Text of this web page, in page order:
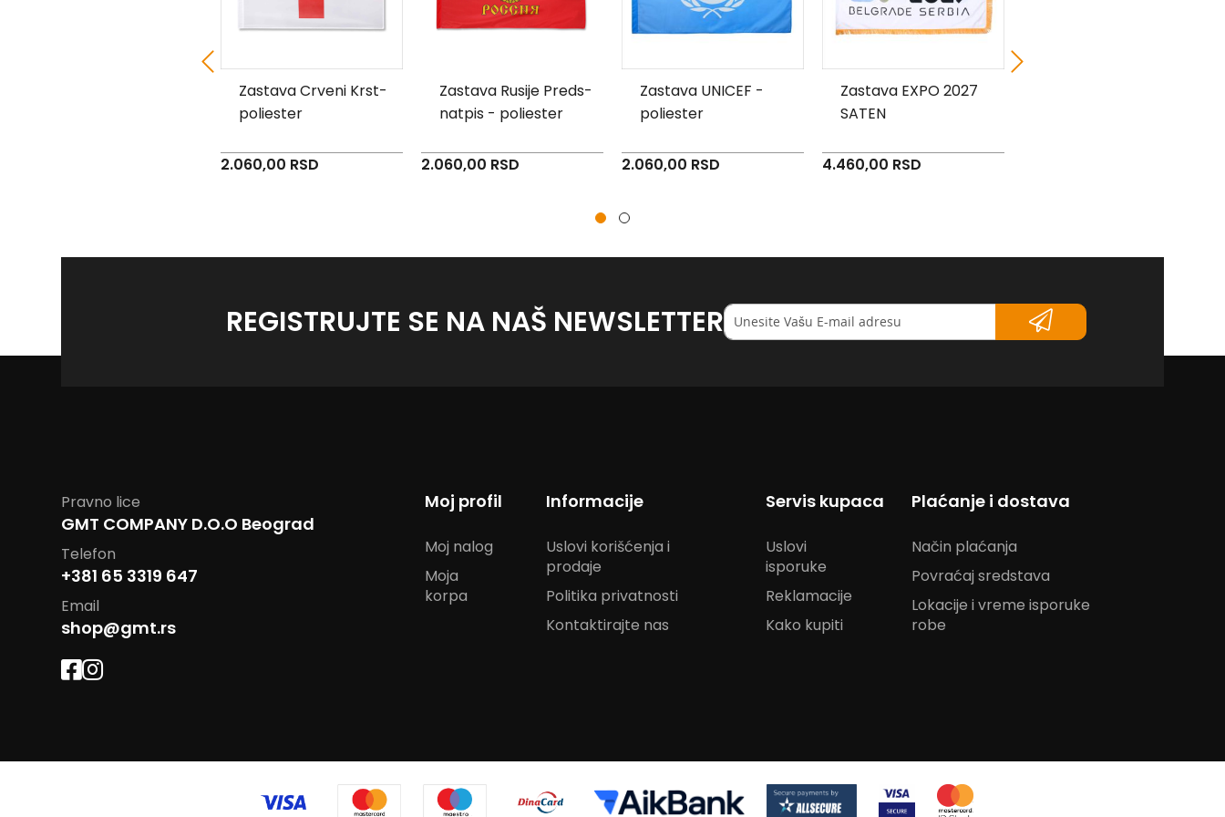
Zastava Crveni Krst-
poliester
2.060,00 RSD
Zastava Rusije Preds-
natpis - poliester
2.060,00 RSD
Zastava UNICEF -
poliester
2.060,00 RSD
Zastava EXPO 2027
SATEN
4.460,00 RSD
REGISTRUJTE SE NA NAŠ NEWSLETTERRegistruj
se
Pravno lice
GMT COMPANY D.O.O Beograd
Telefon
+381 65 3319 647
Email
shop@gmt.rs
Moj profil
Moj nalog
Moja
korpa
Informacije
Uslovi korišćenja i
prodaje
Politika privatnosti
Kontaktirajte nas
Servis kupaca
Uslovi
isporuke
Reklamacije
Kako kupiti
Plaćanje i dostava
Način plaćanja
Povraćaj sredstava
Lokacije i vreme isporuke
robe